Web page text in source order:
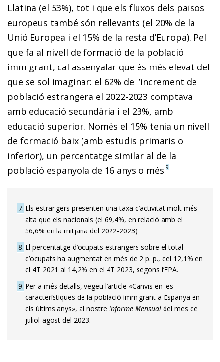
Llatina (el 53%), tot i que els fluxos dels països
europeus també són rellevants (el 20% de la
Unió Europea i el 15% de la resta d’Europa). Pel
que fa al nivell de formació de la població
immigrant, cal assenyalar que és més elevat del
que se sol imaginar: el 62% de l’increment de
població estrangera el 2022-2023 comptava
amb educació secundària i el 23%, amb
educació superior. Només el 15% tenia un nivell
de formació baix (amb estudis primaris o
inferior), un percentatge similar al de la
població espanyola de 16 anys o més.9
7 Els estrangers presenten una taxa d’activitat molt més
alta que els nacionals (el 69,4%, en relació amb el
56,6% en la mitjana del 2022-2023).
8 El percentatge d’ocupats estrangers sobre el total
d’ocupats ha augmentat en més de 2 p. p., del 12,1% en
el 4T 2021 al 14,2% en el 4T 2023, segons l’EPA.
9 Per a més detalls, vegeu l’article «Canvis en les
característiques de la població immigrant a Espanya en
els últims anys», al nostre Informe Mensual del mes de
juliol-agost del 2023.